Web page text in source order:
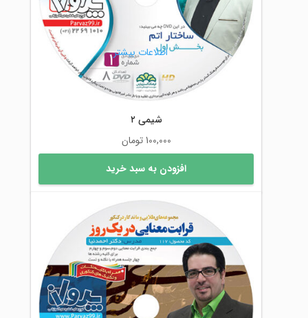
اطلاعات بیشتر
شیمی ۲
100,000 تومان
افزودن به سبد خرید